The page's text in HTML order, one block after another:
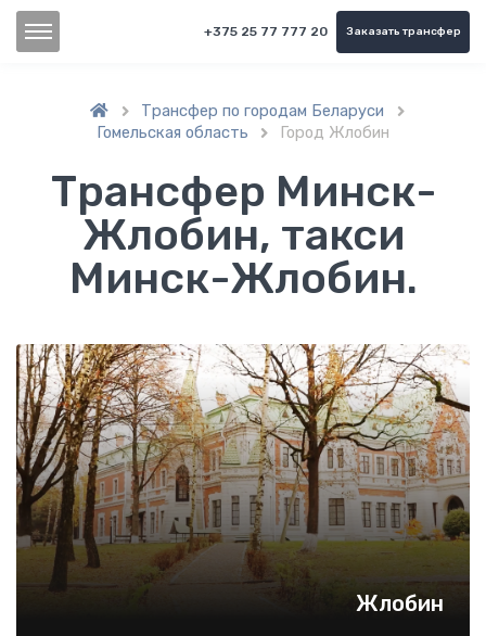
+375 25 77 777 20 Заказать трансфер
 Трансфер по городам Беларуси 
Гомельская область  Город Жлобин
Трансфер Минск-
Жлобин, такси
Минск-Жлобин.
Жлобин